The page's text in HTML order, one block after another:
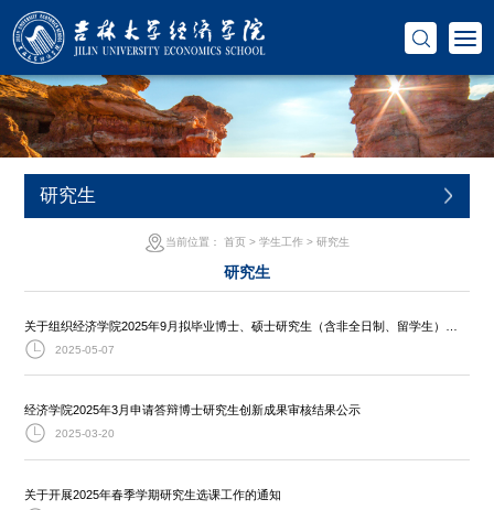
研究生
当前位置： 首页> 学生工作> 研究生
研究生
2025-05-07
经济学院2025年3月申请答辩博士研究生创新成果审核结果公示
2025-03-20
关于开展2025年春季学期研究生选课工作的通知